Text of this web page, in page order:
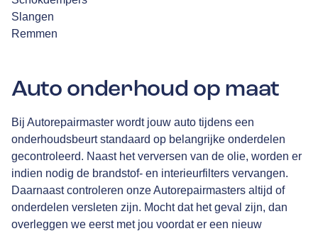
Slangen
Remmen
Auto onderhoud op maat
Bij Autorepairmaster wordt jouw auto tijdens een
onderhoudsbeurt standaard op belangrijke onderdelen
gecontroleerd. Naast het verversen van de olie, worden er
indien nodig de brandstof- en interieurfilters vervangen.
Daarnaast controleren onze Autorepairmasters altijd of
onderdelen versleten zijn. Mocht dat het geval zijn, dan
overleggen we eerst met jou voordat er een nieuw